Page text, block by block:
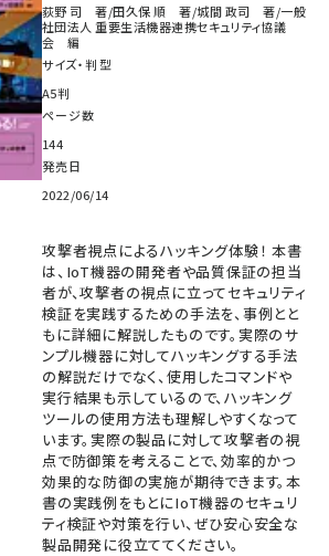
荻野 司 著/田久保 順 著/城間 政司 著/一般
社団法人 重要生活機器連携セキュリティ協議
会 編
サイズ・判型
A5判
ページ数
144
発売日
2022/06/14
攻撃者視点によるハッキング体験！ 本書
は、IoT機器の開発者や品質保証の担当
者が、攻撃者の視点に立ってセキュリティ
検証を実践するための手法を、事例とと
もに詳細に解説したものです。実際のサ
ンプル機器に対してハッキングする手法
の解説だけでなく、使用したコマンドや
実行結果も示しているので、ハッキング
ツールの使用方法も理解しやすくなって
います。実際の製品に対して攻撃者の視
点で防御策を考えることで、効率的かつ
効果的な防御の実施が期待できます。本
書の実践例をもとにIoT機器のセキュリ
ティ検証や対策を行い、ぜひ安心安全な
製品開発に役立ててください。